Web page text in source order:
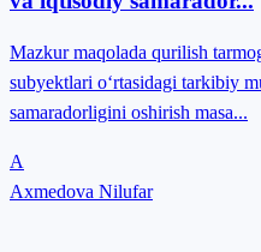
Mazkur maqolada qurilish
subyektlari o‘rtasidagi tarkibiy
samaradorligini oshirish masa...
A
Axmedova Nilufar